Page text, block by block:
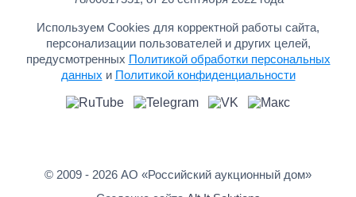
Используем Cookies для корректной работы сайта,
персонализации пользователей и других целей,
предусмотренных Политикой обработки персональных
данных и Политикой конфиденциальности
© 2009 - 2026 АО «Российский аукционный дом»